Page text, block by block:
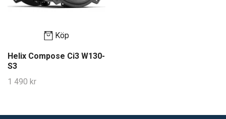
Köp
Helix Compose Ci3 W130-
S3
1 490 kr